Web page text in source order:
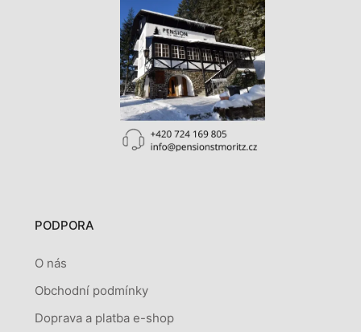
PODPORA
O nás
Obchodní podmínky
Doprava a platba e-shop